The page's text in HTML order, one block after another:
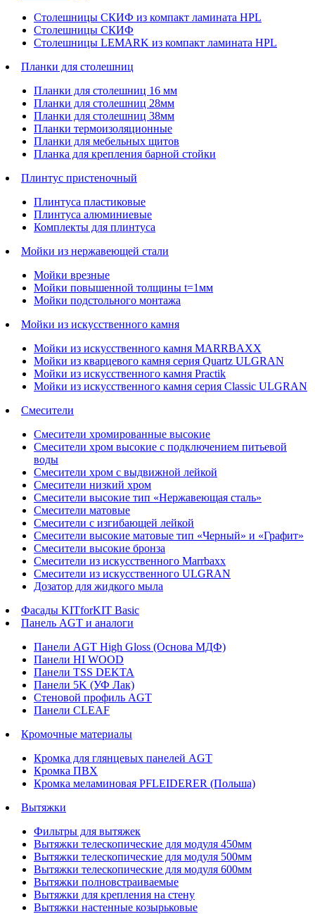
Столешницы СКИФ из компакт ламината HPL
Столешницы СКИФ
Столешницы LEMARK из компакт ламината HPL
Планки для столешниц
Планки для столешниц 16 мм
Планки для столешниц 28мм
Планки для столешниц 38мм
Планки термоизоляционные
Планки для мебельных щитов
Планка для крепления барной стойки
Плинтус пристеночный
Плинтуса пластиковые
Плинтуса алюминиевые
Комплекты для плинтуса
Мойки из нержавеющей стали
Мойки врезные
Мойки повышенной толщины t=1мм
Мойки подстольного монтажа
Мойки из искусственного камня
Мойки из искусственного камня MARRBAXX
Мойки из кварцевого камня серия Quartz ULGRAN
Мойки из искусственного камня Practik
Мойки из искусственного камня серия Classic ULGRAN
Смесители
Смесители хромированные высокие
Смесители хром высокие с подключением питьевой
воды
Смесители хром с выдвижной лейкой
Смесители низкий хром
Смесители высокие тип «Нержавеющая сталь»
Смесители матовые
Смесители с изгибающей лейкой
Смесители высокие матовые тип «Черный» и «Графит»
Смесители высокие бронза
Смесители из искусственного Marrbaxx
Смесители из искусственного ULGRAN
Дозатор для жидкого мыла
Фасады KITforKIT Basic
Панель AGT и аналоги
Панели AGT High Gloss (Основа МДФ)
Панели HI WOOD
Панели TSS DEKTA
Панели 5K (УФ Лак)
Стеновой профиль AGT
Панели CLEAF
Кромочные материалы
Кромка для глянцевых панелей AGT
Кромка ПВХ
Кромка меламиновая PFLEIDERER (Польша)
Вытяжки
Фильтры для вытяжек
Вытяжки телескопические для модуля 450мм
Вытяжки телескопические для модуля 500мм
Вытяжки телескопические для модуля 600мм
Вытяжки полновстраиваемые
Вытяжки для крепления на стену
Вытяжки настенные козырьковые